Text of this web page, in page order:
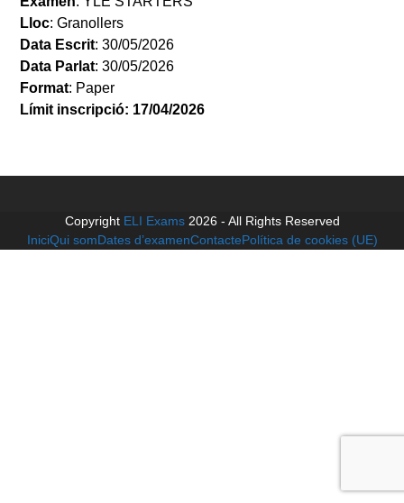
Lloc
Data Escrit
Data Parlat
Format
Límit inscripció: 17/04/2026
Copyright ELI Exams2026 - All Rights Reserved
IniciQui somDates d’examenContactePolítica de cookies (UE)